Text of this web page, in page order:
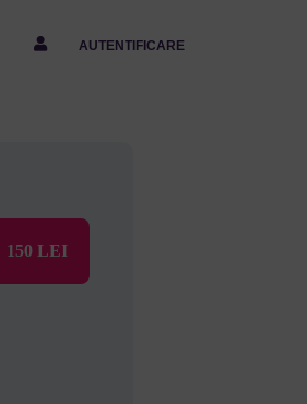
AUTENTIFICARE
150 LEI